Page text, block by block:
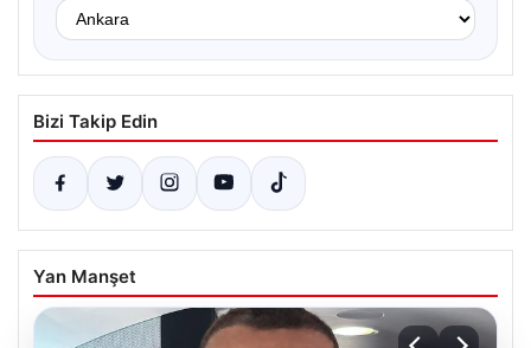
Bizi Takip Edin
Yan Manşet